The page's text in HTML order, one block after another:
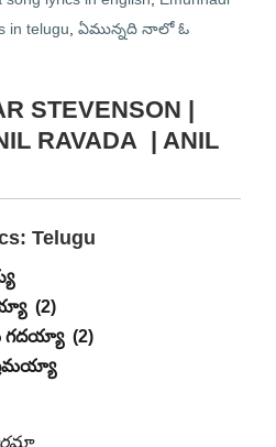
in telugu ఏమున్నది నాలో ఓ
STEVENSON |
RAVADA | ANIL
Telugu
(2)
గదయ్యా (2)